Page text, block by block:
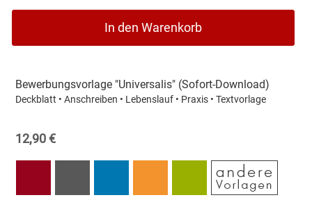
der
In den Warenkorb
Bewerbungsvorlage "Universalis" (Sofort-Download)
Deckblatt • Anschreiben • Lebenslauf • Praxis • Textvorlage
12,90 €